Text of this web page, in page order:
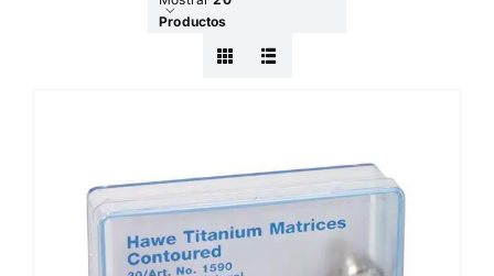
Productos